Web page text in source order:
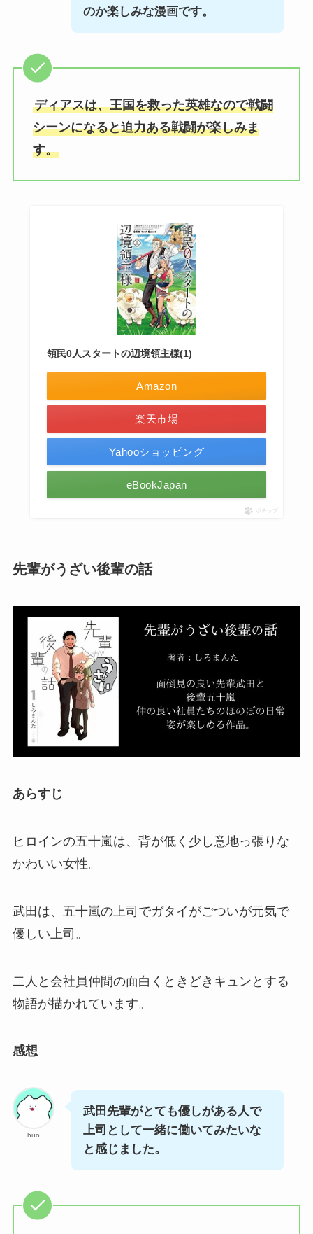
のか楽しみな漫画です。
ディアスは、王国を救った英雄なので戦闘
シーンになると迫力ある戦闘が楽しみま
す。
領民0人スタートの辺境領主様(1)
Amazon
楽天市場
Yahooショッピング
eBookJapan
ポチップ
先輩がうざい後輩の話
あらすじ
ヒロインの五十嵐は、背が低く少し意地っ張りな
かわいい女性。
武田は、五十嵐の上司でガタイがごついが元気で
優しい上司。
二人と会社員仲間の面白くときどきキュンとする
物語が描かれています。
感想
huo
武田先輩がとても優しがある人で
上司として一緒に働いてみたいな
と感じました。